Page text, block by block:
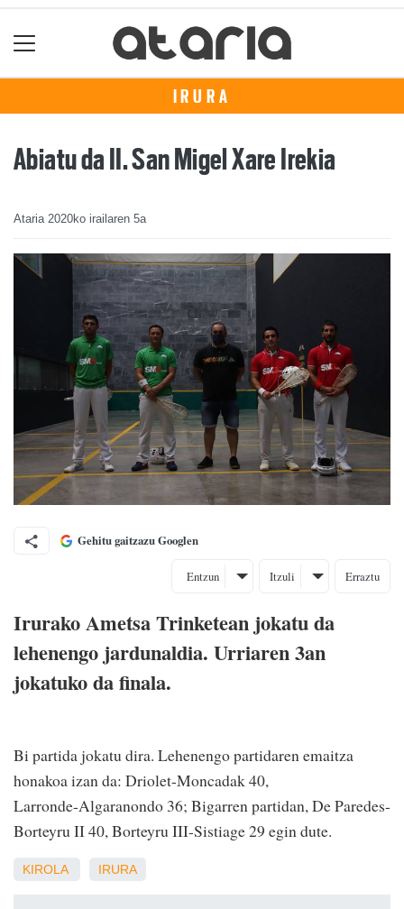
IRURA
Abiatu da II. San Migel Xare Irekia
Ataria 2020ko irailaren 5a
Gehitu gaitzazu Googlen
Entzun Itzuli Erraztu
Irurako Ametsa Trinketean jokatu da
lehenengo jardunaldia. Urriaren 3an
jokatuko da finala.
Bi partida jokatu dira. Lehenengo partidaren emaitza
honakoa izan da: Driolet-Moncadak 40,
Larronde-Algaranondo 36; Bigarren partidan, De Paredes-
Borteyru II 40, Borteyru III-Sistiage 29 egin dute.
KIROLA IRURA